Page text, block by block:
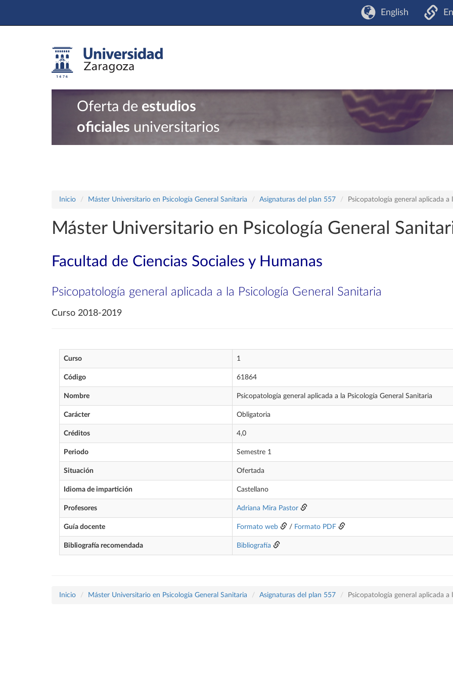
English
Oferta de estudios
oficiales universitarios
Inicio Máster Universitario en Psicología General Sanitaria Asignaturas del plan 557 Psicopatología general aplicada a
Máster Universitario en Psicología General
Facultad de Ciencias Sociales y Humanas
Psicopatología general aplicada a la Psicología General Sanitaria
Curso 2018-2019
Curso 1
Código 61864
Nombre Psicopatología general aplicada a la Psicología General Sanitaria
Carácter Obligatoria
Créditos 4,0
Periodo Semestre 1
Situación Ofertada
Idioma de impartición Castellano
Profesores Adriana Mira Pastor
Guía docente Formato web / Formato PDF
Bibliografía recomendada Bibliografía
Inicio Máster Universitario en Psicología General Sanitaria Asignaturas del plan 557 Psicopatología general aplicada a